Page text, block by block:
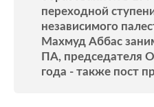
переходной
независимого
Махмуд Аббас
ПА, председателя
года - также пост